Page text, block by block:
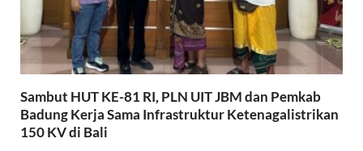
Sambut HUT KE-81 RI, PLN UIT JBM dan Pemkab
Badung Kerja Sama Infrastruktur Ketenagalistrikan
150 KV di Bali